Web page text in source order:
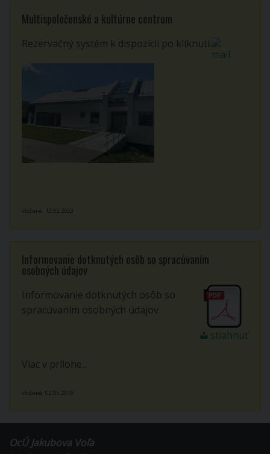
Multispoločenské a kultúrne centrum
Rezervačný systém k dispozícii po kliknutí.
vložené: 12.05.2023
Informovanie dotknutých osôb so spracúvaním
osobných údajov
stiahnuť
Informovanie dotknutých osôb so
spracúvaním osobných údajov
Viac v prílohe...
vložené: 02.05.2019
OcÚ Jakubova Voľa